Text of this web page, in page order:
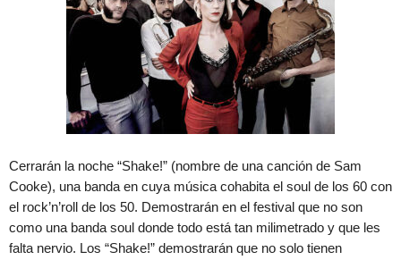
Cerrarán la noche “Shake!” (nombre de una canción de Sam
Cooke), una banda en cuya música cohabita el soul de los 60 con
el rock’n’roll de los 50. Demostrarán en el festival que no son
como una banda soul donde todo está tan milimetrado y que les
falta nervio. Los “Shake!” demostrarán que no solo tienen